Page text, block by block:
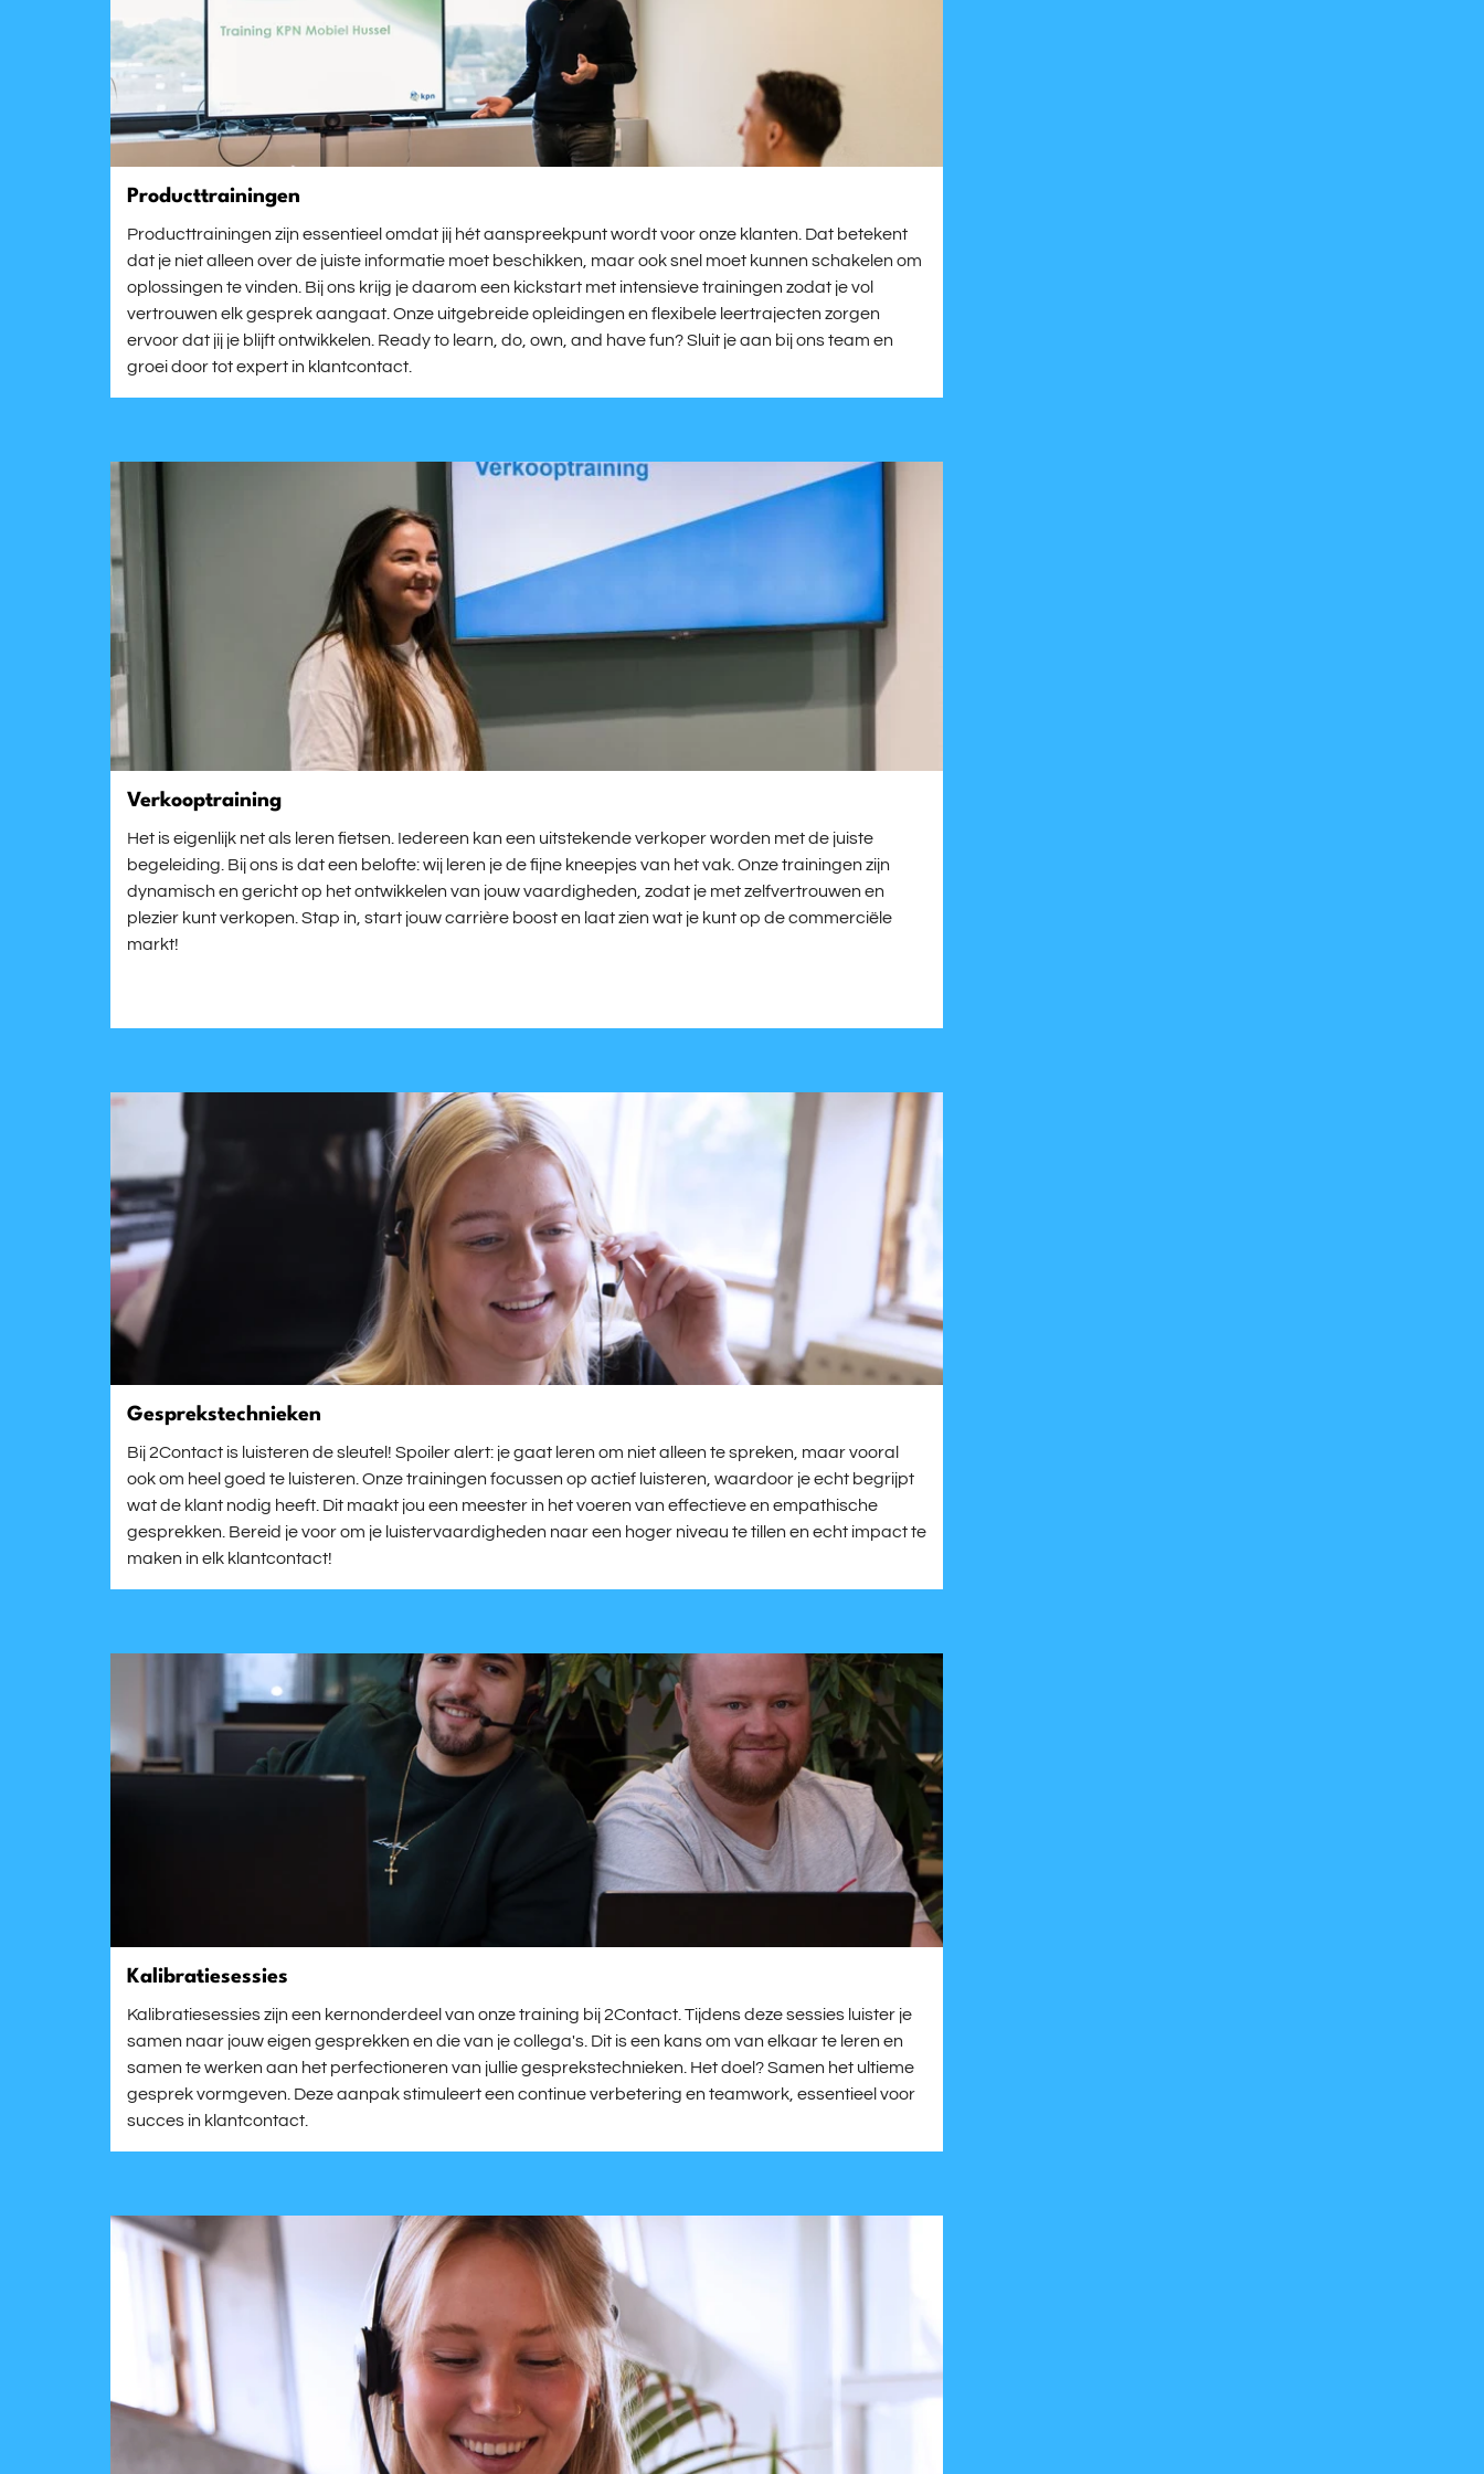
Producttrainingen
Producttrainingen zijn essentieel omdat jij hét aanspreekpunt wordt voor onze klanten. Dat betekent
dat je niet alleen over de juiste informatie moet beschikken, maar ook snel moet kunnen schakelen om
oplossingen te vinden. Bij ons krijg je daarom een kickstart met intensieve trainingen zodat je vol
vertrouwen elk gesprek aangaat. Onze uitgebreide opleidingen en flexibele leertrajecten zorgen
ervoor dat jij je blijft ontwikkelen. Ready to learn, do, own, and have fun? Sluit je aan bij ons team en
groei door tot expert in klantcontact.
Verkooptraining
Het is eigenlijk net als leren fietsen. Iedereen kan een uitstekende verkoper worden met de juiste
begeleiding. Bij ons is dat een belofte: wij leren je de fijne kneepjes van het vak. Onze trainingen zijn
dynamisch en gericht op het ontwikkelen van jouw vaardigheden, zodat je met zelfvertrouwen en
plezier kunt verkopen. Stap in, start jouw carrière boost en laat zien wat je kunt op de commerciële
markt!
Gesprekstechnieken
Bij 2Contact is luisteren de sleutel! Spoiler alert: je gaat leren om niet alleen te spreken, maar vooral
ook om heel goed te luisteren. Onze trainingen focussen op actief luisteren, waardoor je echt begrijpt
wat de klant nodig heeft. Dit maakt jou een meester in het voeren van effectieve en empathische
gesprekken. Bereid je voor om je luistervaardigheden naar een hoger niveau te tillen en echt impact te
maken in elk klantcontact!
Kalibratiesessies
Kalibratiesessies zijn een kernonderdeel van onze training bij 2Contact. Tijdens deze sessies luister je
samen naar jouw eigen gesprekken en die van je collega's. Dit is een kans om van elkaar te leren en
samen te werken aan het perfectioneren van jullie gesprekstechnieken. Het doel? Samen het ultieme
gesprek vormgeven. Deze aanpak stimuleert een continue verbetering en teamwork, essentieel voor
succes in klantcontact.